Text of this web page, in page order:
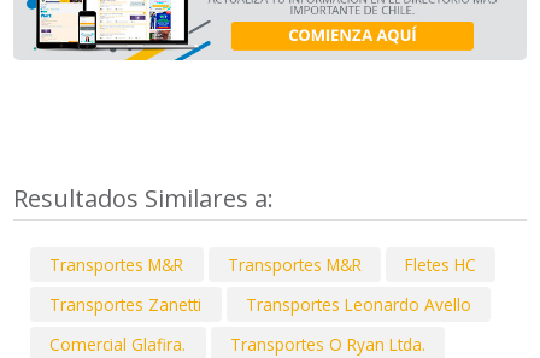
Resultados Similares a:
Transportes M&R Transportes M&R
Fletes HC
Transportes Zanetti
Transportes Leonardo Avello
Comercial Glafira.
Transportes O Ryan Ltda.